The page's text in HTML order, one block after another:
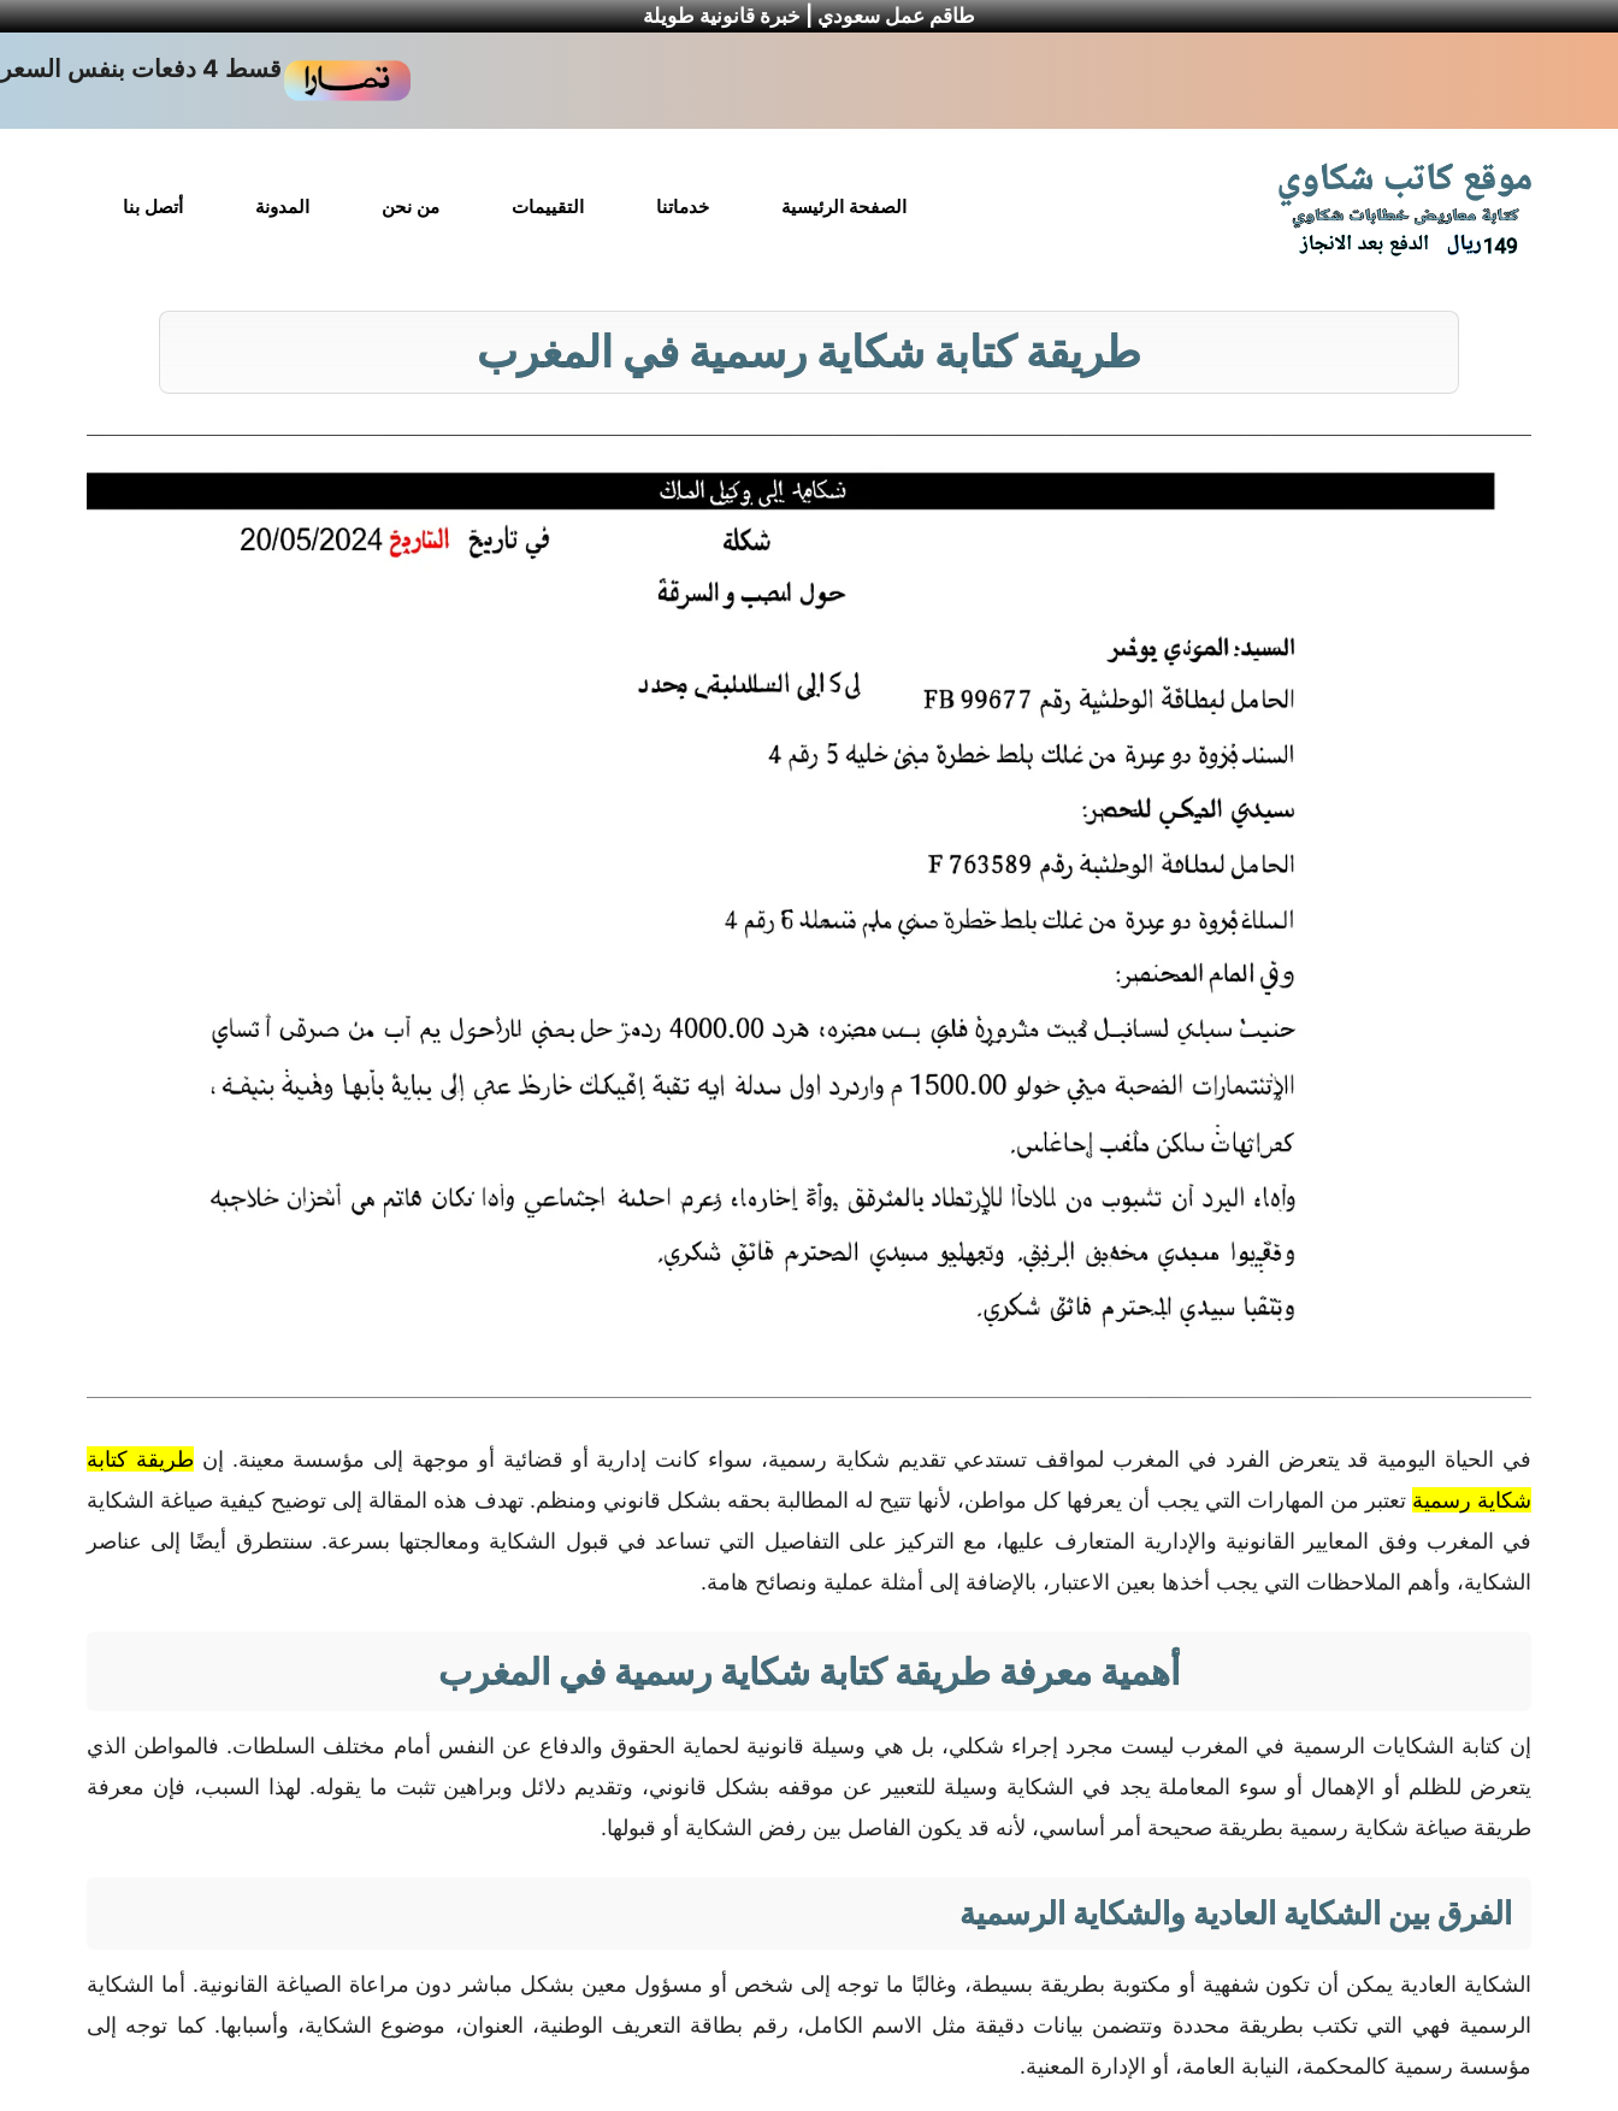
طاقم عمل سعودي | خبرة قانونية طويلة
قسط 4 دفعات بنفس السعر
الصفحة الرئيسية خدماتنا التقييمات من نحن المدونة أتصل بنا
طريقة كتابة شكاية رسمية في المغرب
في الحياة اليومية قد يتعرض الفرد في المغرب لمواقف تستدعي تقديم شكاية رسمية، سواء كانت إدارية أو قضائية أو موجهة إلى مؤسسة معينة. إن طريقة كتابة
شكاية رسمية تعتبر من المهارات التي يجب أن يعرفها كل مواطن، لأنها تتيح له المطالبة بحقه بشكل قانوني ومنظم. تهدف هذه المقالة إلى توضيح كيفية صياغة الشكاية
في المغرب وفق المعايير القانونية والإدارية المتعارف عليها، مع التركيز على التفاصيل التي تساعد في قبول الشكاية ومعالجتها بسرعة. سنتطرق أيضًا إلى عناصر
الشكاية، وأهم الملاحظات التي يجب أخذها بعين الاعتبار، بالإضافة إلى أمثلة عملية ونصائح هامة.
أهمية معرفة طريقة كتابة شكاية رسمية في المغرب
إن كتابة الشكايات الرسمية في المغرب ليست مجرد إجراء شكلي، بل هي وسيلة قانونية لحماية الحقوق والدفاع عن النفس أمام مختلف السلطات. فالمواطن الذي
يتعرض للظلم أو الإهمال أو سوء المعاملة يجد في الشكاية وسيلة للتعبير عن موقفه بشكل قانوني، وتقديم دلائل وبراهين تثبت ما يقوله. لهذا السبب، فإن معرفة
طريقة صياغة شكاية رسمية بطريقة صحيحة أمر أساسي، لأنه قد يكون الفاصل بين رفض الشكاية أو قبولها.
الفرق بين الشكاية العادية والشكاية الرسمية
الشكاية العادية يمكن أن تكون شفهية أو مكتوبة بطريقة بسيطة، وغالبًا ما توجه إلى شخص أو مسؤول معين بشكل مباشر دون مراعاة الصياغة القانونية. أما الشكاية
الرسمية فهي التي تكتب بطريقة محددة وتتضمن بيانات دقيقة مثل الاسم الكامل، رقم بطاقة التعريف الوطنية، العنوان، موضوع الشكاية، وأسبابها. كما توجه إلى
مؤسسة رسمية كالمحكمة، النيابة العامة، أو الإدارة المعنية.